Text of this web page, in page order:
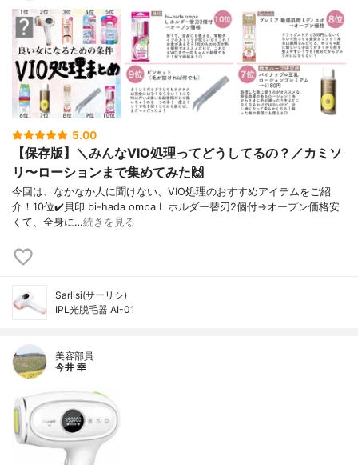
5.00
【保存版】＼みんなVIO処理ってどうしてるの？／カミソ
リ〜ローションまで集めてみた🙌
今回は、なかなか人に聞けない、VIO処理のおすすめアイテムをご紹
介！10位✔️貝印 bi-hada ompa L ホルダー替刃2個付→オープン価格安
くて、全身に…続きを見る
Sarlisi(サーリシ)
IPL光脱毛器 AI-01
美容部員
今井 幸